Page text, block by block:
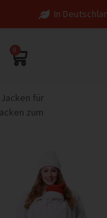
entworfen –
0
Jacken für
zum